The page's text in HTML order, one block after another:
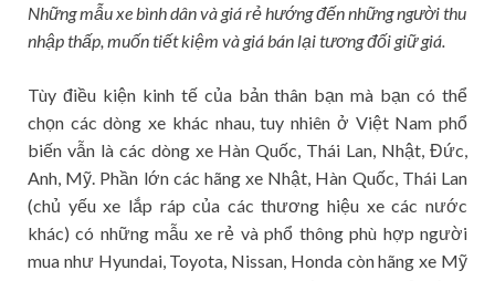
Những mẫu xe bình dân và giá rẻ hướng đến những người thu
nhập thấp, muốn tiết kiệm và giá bán lại tương đối giữ giá.
Tùy điều kiện kinh tế của bản thân bạn mà bạn có thể
chọn các dòng xe khác nhau, tuy nhiên ở Việt Nam phổ
biến vẫn là các dòng xe Hàn Quốc, Thái Lan, Nhật, Đức,
Anh, Mỹ. Phần lớn các hãng xe Nhật, Hàn Quốc, Thái Lan
(chủ yếu xe lắp ráp của các thương hiệu xe các nước
khác) có những mẫu xe rẻ và phổ thông phù hợp người
mua như Hyundai, Toyota, Nissan, Honda còn hãng xe Mỹ